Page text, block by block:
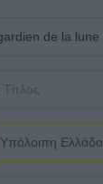
Υπόλοιπη Ελλάδα